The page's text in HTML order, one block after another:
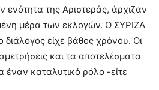
ενότητα της Αριστεράς, άρχιζαν
μέρα των εκλογών. Ο ΣΥΡΙΖΑ
διάλογος είχε βάθος χρόνου. Οι
και τα αποτελέσματα
έναν καταλυτικό ρόλο -είτε